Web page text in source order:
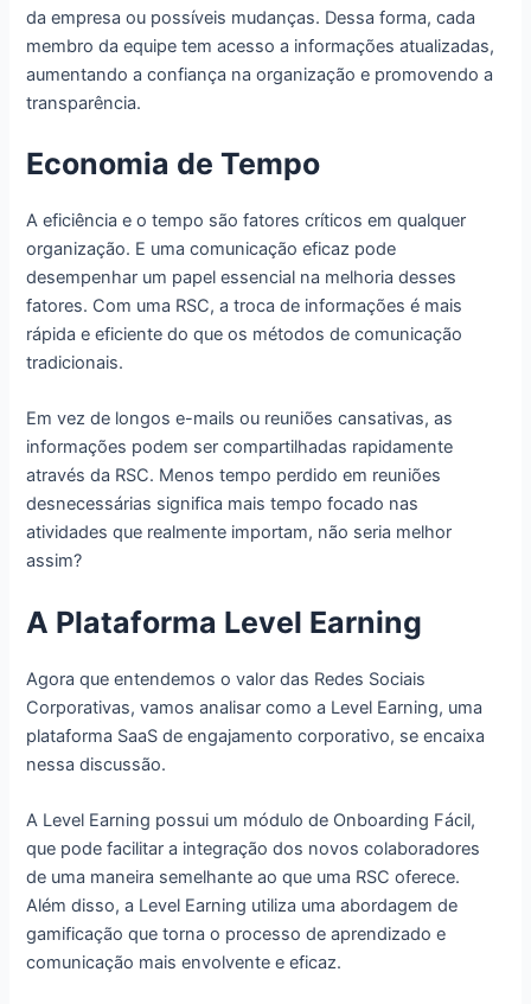
da empresa ou possíveis mudanças. Dessa forma, cada
membro da equipe tem acesso a informações atualizadas,
aumentando a confiança na organização e promovendo a
transparência.
Economia de Tempo
A eficiência e o tempo são fatores críticos em qualquer
organização. E uma comunicação eficaz pode
desempenhar um papel essencial na melhoria desses
fatores. Com uma RSC, a troca de informações é mais
rápida e eficiente do que os métodos de comunicação
tradicionais.
Em vez de longos e-mails ou reuniões cansativas, as
informações podem ser compartilhadas rapidamente
através da RSC. Menos tempo perdido em reuniões
desnecessárias significa mais tempo focado nas
atividades que realmente importam, não seria melhor
assim?
A Plataforma Level Earning
Agora que entendemos o valor das Redes Sociais
Corporativas, vamos analisar como a Level Earning, uma
plataforma SaaS de engajamento corporativo, se encaixa
nessa discussão.
A Level Earning possui um módulo de Onboarding Fácil,
que pode facilitar a integração dos novos colaboradores
de uma maneira semelhante ao que uma RSC oferece.
Além disso, a Level Earning utiliza uma abordagem de
gamificação que torna o processo de aprendizado e
comunicação mais envolvente e eficaz.